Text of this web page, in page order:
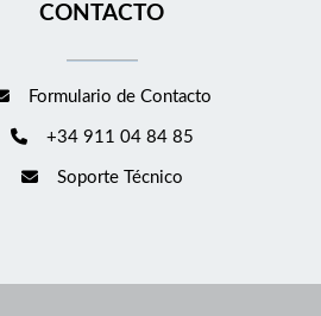
CONTACTO
Formulario de Contacto
+34 911 04 84 85
Soporte Técnico